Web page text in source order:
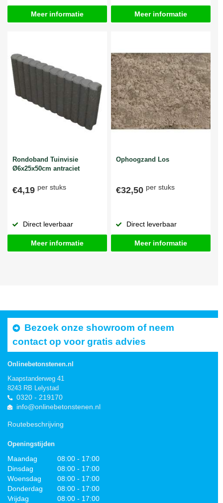
Meer informatie Meer informatie
Rondoband Tuinvisie
Ø6x25x50cm antraciet
€4,19 per stuks
Direct leverbaar
Meer informatie
Ophoogzand Los
€32,50 per stuks
Direct leverbaar
Meer informatie
Bezoek onze showroom of neem
contact op voor gratis advies
Onlinebetonstenen.nl
Kaapstanderweg 41
8243 RB Lelystad
0320 - 219170
info@onlinebetonstenen.nl
Routebeschrijving
Openingstijden
Maandag
08:00 - 17:00
Dinsdag
08:00 - 17:00
Woensdag
08:00 - 17:00
Donderdag
08:00 - 17:00
Vrijdag
08:00 - 17:00